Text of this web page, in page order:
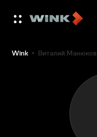
Wink Виталий Манюков